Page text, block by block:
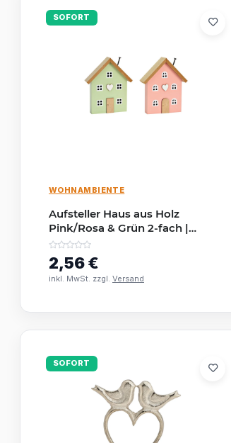
SOFORT
WOHNAMBIENTE
Aufsteller Haus aus Holz
Pink/Rosa & Grün 2-fach |
13×16×4 cm
2,56 €
inkl. MwSt. zzgl. Versand
SOFORT